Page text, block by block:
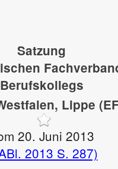
Satzung
Berufskollegs
Lippe
20. Juni 2013
2013 S. 287)